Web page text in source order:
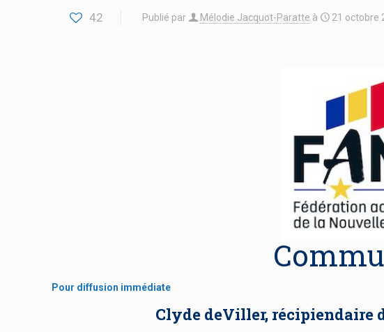
42 Publié par Mélodie Jacquot-Paratte à 21 octobre
Pour diffusion immédiate
Clyde deViller, récipiendaire